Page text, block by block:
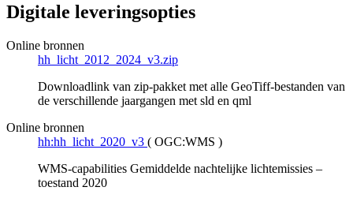
Digitale leveringsopties
Online bronnen
hh_licht_2012_2024_v3.zip
Downloadlink van zip-pakket met alle GeoTiff-bestanden van
de verschillende jaargangen met sld en qml
Online bronnen
hh:hh_licht_2020_v3 ( OGC:WMS )
WMS-capabilities Gemiddelde nachtelijke lichtemissies –
toestand 2020